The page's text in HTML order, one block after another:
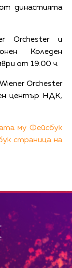
от династията
Orchester и
Коледен
от 19:00 ч.
Orchester
център НДК,
му Фейсбук
страница на